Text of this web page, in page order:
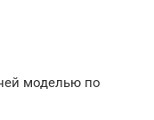
моделью по